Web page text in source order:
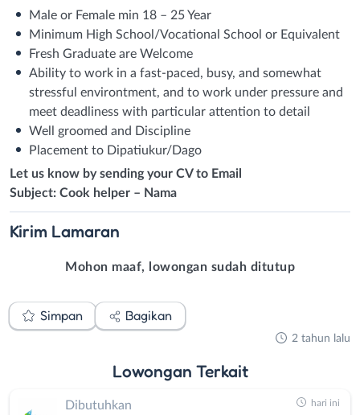
Male or Female min 18 – 25 Year
Minimum High School/Vocational School or Equivalent
Fresh Graduate are Welcome
Ability to work in a fast-paced, busy, and somewhat
stressful environtment, and to work under pressure and
meet deadliness with particular attention to detail
Well groomed and Discipline
Placement to Dipatiukur/Dago
Let us know by sending your CV to Email
Subject: Cook helper – Nama
Kirim Lamaran
Mohon maaf, lowongan sudah ditutup
Simpan Bagikan
2 tahun lalu
Lowongan Terkait
Dibutuhkan hari ini